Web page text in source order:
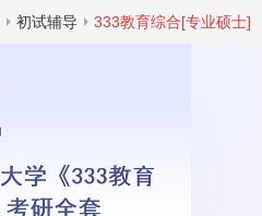
初试辅导 333教育综合[专业硕士]